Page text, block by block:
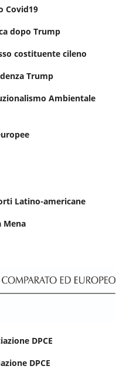
Covid19
dopo Trump
costituente cileno
Trump
Ambientale
Latino-americane
Mena
DPCE
DPCE